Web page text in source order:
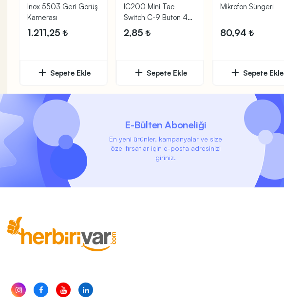
Inox 5503 Geri Görüş
Kamerası
1.211,25
Sepete Ekle
IC200 Mini Tac
Switch C-9 Buton 4
Pin 6x6x2mm
2,85
Sepete Ekle
Mikrofon Süngeri
80,94
Sepete Ekle
E-Bülten Aboneliği
En yeni ürünler, kampanyalar ve size
özel fırsatlar için e-posta adresinizi
giriniz.